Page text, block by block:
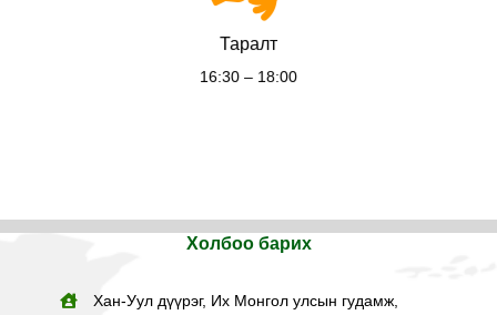
Таралт
16:30 – 18:00
Холбоо барих
Хан-Уул дүүрэг, Их Монгол улсын гудамж,